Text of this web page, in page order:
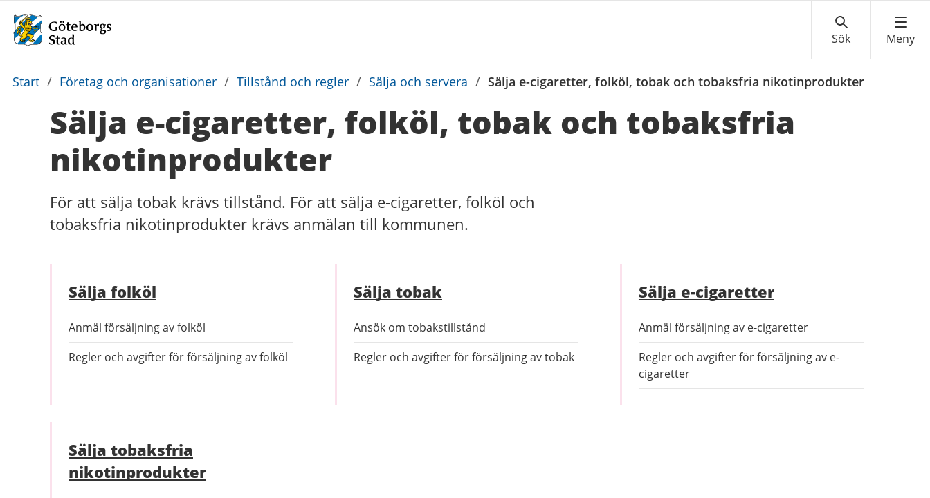
Du
Start / Företag och organisationer / Tillstånd och regler / Sälja och servera / Sälja e-cigaretter, folköl, tobak och tobaksfria nikotinprodukter
Sälja e-cigaretter, folköl, tobak och tobaksfria
nikotinprodukter
För att sälja tobak krävs tillstånd. För att sälja e-cigaretter, folköl och
tobaksfria nikotinprodukter krävs anmälan till kommunen.
Sälja folköl
Anmäl försäljning av folköl
Regler och avgifter för försäljning av folköl
Sälja tobak
Ansök om tobakstillstånd
Regler och avgifter för försäljning av tobak
Sälja e-cigaretter
Anmäl försäljning av e-cigaretter
Regler och avgifter för försäljning av e-
cigaretter
Sälja tobaksfria
nikotinprodukter